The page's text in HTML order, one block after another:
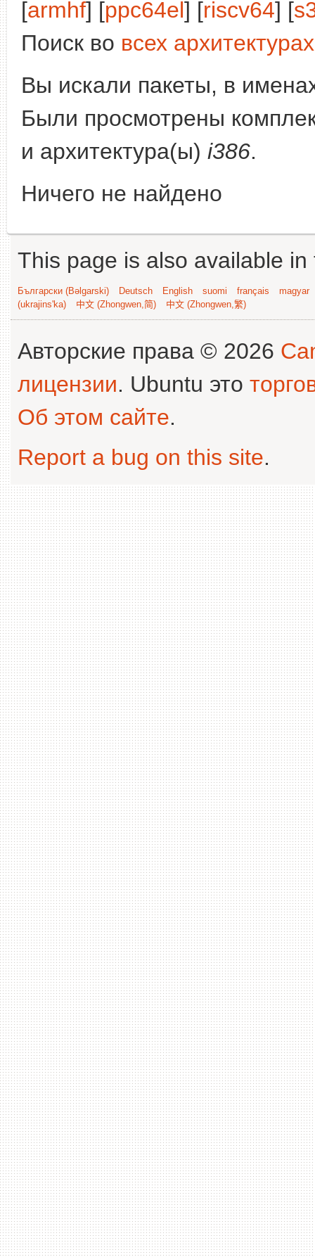
[armhf] [ppc64el] [riscv64] [
Поиск во всех архитектурах
Вы искали пакеты, в
Были просмотрены
и архитектура(ы) i386.
Ничего не найдено
This page is also available
Български (Bəlgarski) Deutsch English suomi français
magyar
(ukrajins'ka)
中文 (Zhongwen,简) 中文 (Zhongwen,繁)
Авторские права © 2026
лицензии. Ubuntu это
Об этом сайте.
Report a bug on this site.